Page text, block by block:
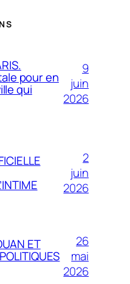
pour en
qui
9
juin
2026
2
juin
2026
ET
26
mai
2026